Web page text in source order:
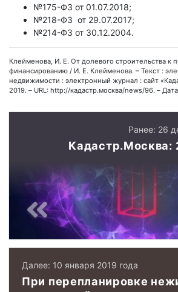
№175-ФЗ от 01.07.2018;
№218-ФЗ от 29.07.2017;
№214-ФЗ от 30.12.2004.
Клейменова, И. Е. От долевого строительства к
финансированию / И. Е. Клейменова. – Текст :
недвижимости : электронный журнал : сайт
2019. – URL: http://кадастр.москва/news/96. –
Ранее: 26
Кадастр.Москва:
Далее: 10 января 2019 года
При перепланировке